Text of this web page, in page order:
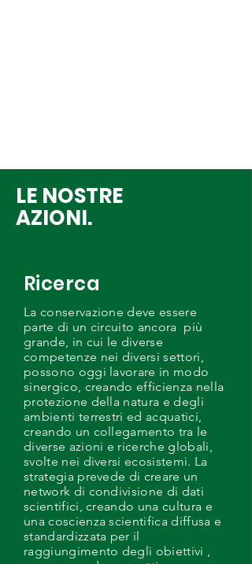
LE NOSTRE
AZIONI.
Ricerca
La conservazione deve essere
parte di un circuito ancora più
grande, in cui le diverse
competenze nei diversi settori,
possono oggi lavorare in modo
sinergico, creando efficienza nella
protezione della natura e degli
ambienti terrestri ed acquatici,
creando un collegamento tra le
diverse azioni e ricerche globali,
svolte nei diversi ecosistemi. La
strategia prevede di creare un
network di condivisione di dati
scientifici, creando una cultura e
una coscienza scientifica diffusa e
standardizzata per il
raggiungimento degli obiettivi ,